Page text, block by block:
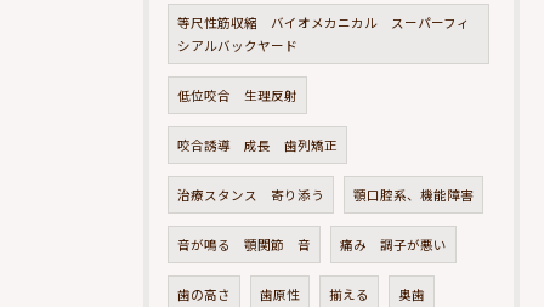
等尺性筋収縮 バイオメカニカル スーパーフィ
シアルバックヤード
低位咬合 生理反射
咬合誘導 成長 歯列矯正
治療スタンス 寄り添う 顎口腔系、機能障害
音が鳴る 顎関節 音 痛み 調子が悪い
歯の高さ 歯原性 揃える 奥歯